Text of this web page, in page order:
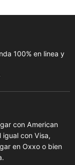
100% en linea y
con American
igual con Visa,
en Oxxo o bien